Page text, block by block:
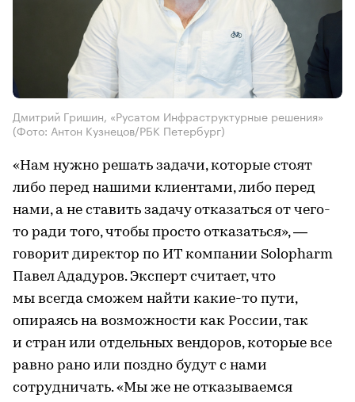
Дмитрий Гришин, «Русатом Инфраструктурные решения»
(Фото: Антон Кузнецов/РБК Петербург)
«Нам нужно решать задачи, которые стоят
либо перед нашими клиентами, либо перед
нами, а не ставить задачу отказаться от чего-
то ради того, чтобы просто отказаться», —
говорит директор по ИТ компании Solopharm
Павел Ададуров. Эксперт считает, что
мы всегда сможем найти какие-то пути,
опираясь на возможности как России, так
и стран или отдельных вендоров, которые все
равно рано или поздно будут с нами
сотрудничать. «Мы же не отказываемся